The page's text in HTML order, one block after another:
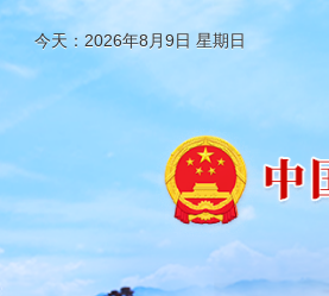
今天：2026年8月9日 星期日